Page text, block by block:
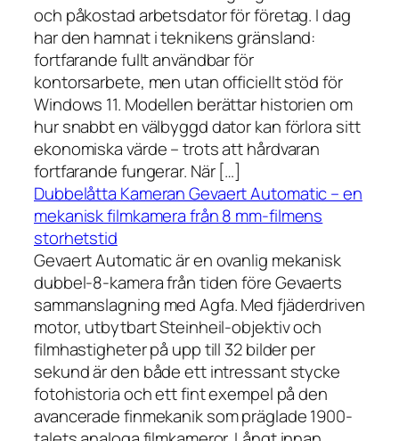
och påkostad arbetsdator för företag. I dag
har den hamnat i teknikens gränsland:
fortfarande fullt användbar för
kontorsarbete, men utan officiellt stöd för
Windows 11. Modellen berättar historien om
hur snabbt en välbyggd dator kan förlora sitt
ekonomiska värde – trots att hårdvaran
fortfarande fungerar. När […]
Dubbelåtta Kameran Gevaert Automatic – en
mekanisk filmkamera från 8 mm-filmens
storhetstid
Gevaert Automatic är en ovanlig mekanisk
dubbel-8-kamera från tiden före Gevaerts
sammanslagning med Agfa. Med fjäderdriven
motor, utbytbart Steinheil-objektiv och
filmhastigheter på upp till 32 bilder per
sekund är den både ett intressant stycke
fotohistoria och ett fint exempel på den
avancerade finmekanik som präglade 1900-